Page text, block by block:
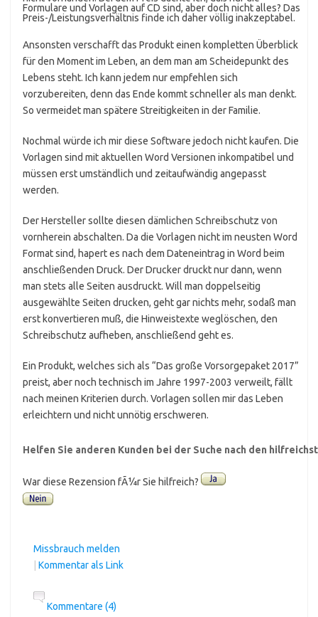
Formulare und Vorlagen auf CD sind, aber doch nicht alles? Das
Preis-/Leistungsverhältnis finde ich daher völlig inakzeptabel.
Ansonsten verschafft das Produkt einen kompletten Überblick
für den Moment im Leben, an dem man am Scheidepunkt des
Lebens steht. Ich kann jedem nur empfehlen sich
vorzubereiten, denn das Ende kommt schneller als man denkt.
So vermeidet man spätere Streitigkeiten in der Familie.
Nochmal würde ich mir diese Software jedoch nicht kaufen. Die
Vorlagen sind mit aktuellen Word Versionen inkompatibel und
müssen erst umständlich und zeitaufwändig angepasst
werden.
Der Hersteller sollte diesen dämlichen Schreibschutz von
vornherein abschalten. Da die Vorlagen nicht im neusten Word
Format sind, hapert es nach dem Dateneintrag in Word beim
anschließenden Druck. Der Drucker druckt nur dann, wenn
man stets alle Seiten ausdruckt. Will man doppelseitig
ausgewählte Seiten drucken, geht gar nichts mehr, sodaß man
erst konvertieren muß, die Hinweistexte weglöschen, den
Schreibschutz aufheben, anschließend geht es.
Ein Produkt, welches sich als “Das große Vorsorgepaket 2017”
preist, aber noch technisch im Jahre 1997-2003 verweilt, fällt
nach meinen Kriterien durch. Vorlagen sollen mir das Leben
erleichtern und nicht unnötig erschweren.
Helfen Sie anderen Kunden bei der Suche nach den
War diese Rezension fÃ¼r Sie hilfreich?
Missbrauch melden
Kommentar als Link
Kommentare (4)